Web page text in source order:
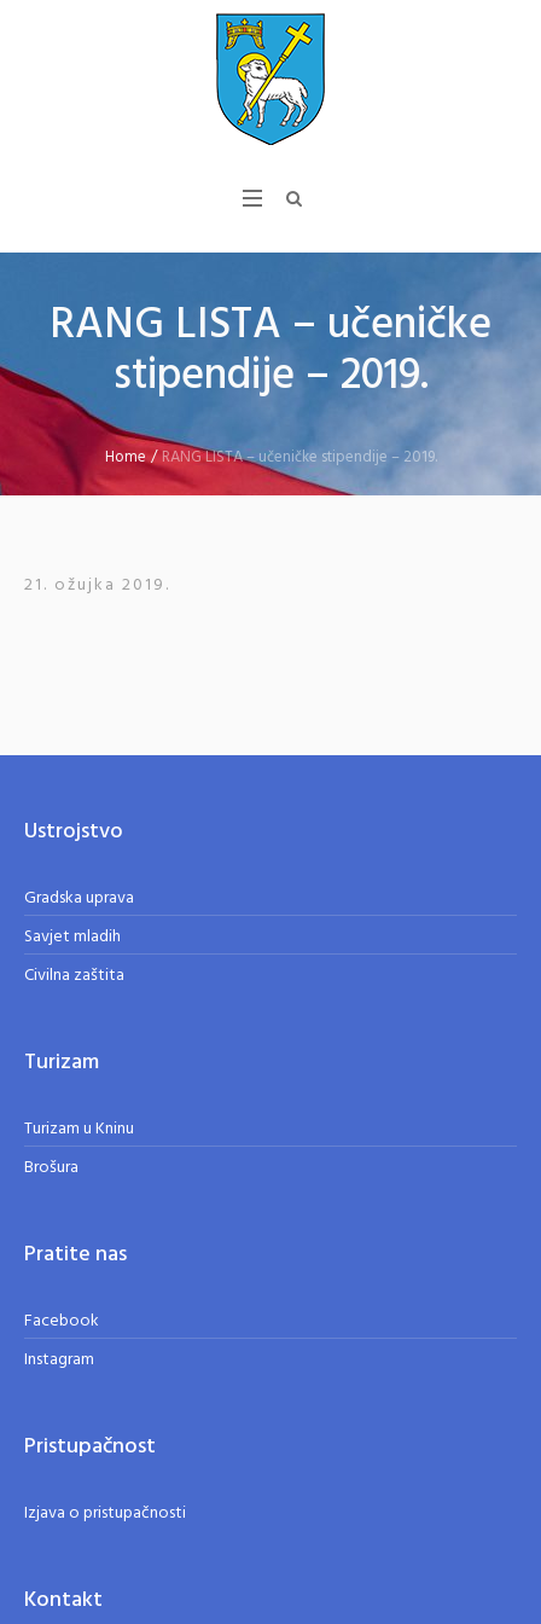
RANG LISTA – učeničke
stipendije – 2019.
Home/RANG LISTA – učeničke stipendije – 2019.
21. ožujka 2019.
Ustrojstvo
Gradska uprava
Savjet mladih
Civilna zaštita
Turizam
Turizam u Kninu
Brošura
Pratite nas
Facebook
Instagram
Pristupačnost
Izjava o pristupačnosti
Kontakt